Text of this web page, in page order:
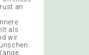
an
als
wir